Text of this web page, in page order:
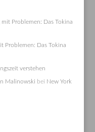
mit Problemen: Das Tokina
Problemen: Das Tokina
verstehen
Malinowski bei New York